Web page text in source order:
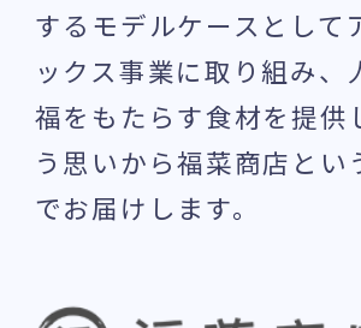
するモデルケースとして
ックス事業に取り組み、
福をもたらす食材を提供
う思いから福菜商店とい
でお届けします。